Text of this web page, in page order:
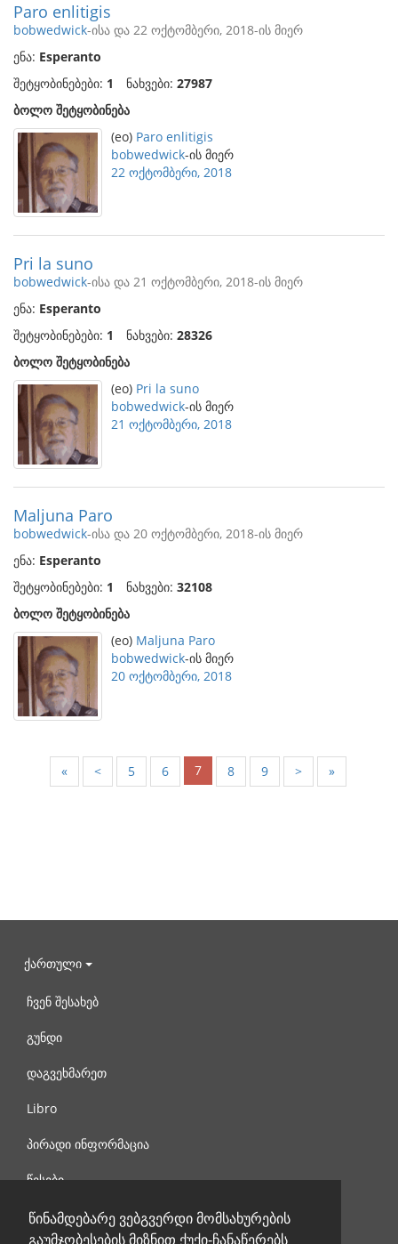
წინამდებარე ვებგვერდი მომსახურების
გაუმჯობესების მიზნით ქუქი-ჩანაწერებს
Paro enlitigis
bobwedwick-ისა და 22 ოქტომბერი, 2018-ის მიერ
ენა: Esperanto
შეტყობინებები: 1 ნახვები: 27987
ბოლო შეტყობინება
(eo) Paro enlitigis
bobwedwick-ის მიერ
22 ოქტომბერი, 2018
Pri la suno
bobwedwick-ისა და 21 ოქტომბერი, 2018-ის მიერ
ენა: Esperanto
შეტყობინებები: 1 ნახვები: 28326
ბოლო შეტყობინება
(eo) Pri la suno
bobwedwick-ის მიერ
21 ოქტომბერი, 2018
Maljuna Paro
bobwedwick-ისა და 20 ოქტომბერი, 2018-ის მიერ
ენა: Esperanto
შეტყობინებები: 1 ნახვები: 32108
ბოლო შეტყობინება
(eo) Maljuna Paro
bobwedwick-ის მიერ
20 ოქტომბერი, 2018
« < 5 6 7 8 9 > »
ქართული
ჩვენ შესახებ
გუნდი
დაგვეხმარეთ
Libro
პირადი ინფორმაცია
წესები
დაგვიკავშირდით